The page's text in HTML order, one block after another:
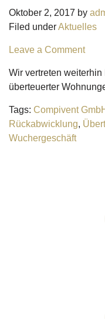
Oktober 2, 2017 by
Filed underAktuelles
Leave a Comment
Wir vertreten
überteuerter
Tags: Compivent
Rückabwicklung,
Wuchergeschäft